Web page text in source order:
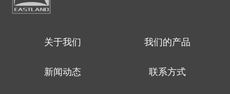
关于我们 我们的产品
新闻动态 联系方式